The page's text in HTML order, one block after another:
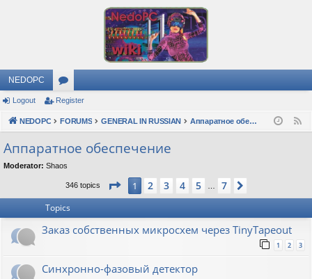
NEDOPC
or
u
s
Logout Register
NEDOPC FORUMS GENERAL IN RUSSIAN Аппаратное обеспечение
Аппаратное обеспечение
Moderator: Shaos
346 topics Page 1of7
1 2 3 4 5 7
Topics
Заказ собственных микросхем через TinyTapeout
1 2 3
Синхронно-фазовый детектор